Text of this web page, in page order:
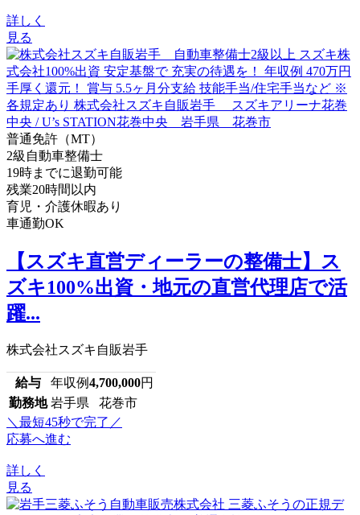
詳しく
見る
普通免許（MT）
2級自動車整備士
19時までに退勤可能
残業20時間以内
育児・介護休暇あり
車通勤OK
【スズキ直営ディーラーの整備士】ス
ズキ100%出資・地元の直営代理店で活
躍...
株式会社スズキ自販岩手
給与 年収例4,700,000円
勤務地 岩手県 花巻市
＼最短45秒で完了／
応募へ進む
詳しく
見る